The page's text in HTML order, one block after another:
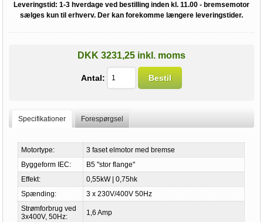
Leveringstid: 1-3 hverdage ved bestilling inden kl. 11.00 - bremsemotor
sælges kun til erhverv. Der kan forekomme længere leveringstider.
DKK 3231,25 inkl. moms
Antal: Bestil
Specifikationer Forespørgsel
Motortype:
3 faset elmotor med bremse
Byggeform IEC:
B5 "stor flange"
Effekt:
0,55kW | 0,75hk
Spænding:
3 x 230V/400V 50Hz
Strømforbrug ved
3x400V, 50Hz:
1,6 Amp